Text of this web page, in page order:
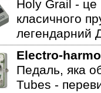
Holy Grail - це
класичного
легендарний
Electro-
Педаль, яка
Tubes -